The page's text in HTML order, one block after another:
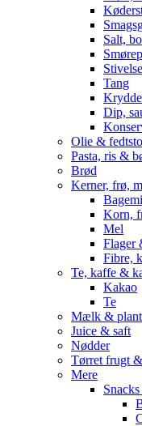
Salt,
Stivelse
Tang
Dip,
Olie &
Pasta, ris &
Brød
Kerner, frø,
Korn,
Mel
Flager
Fibre,
Te, kaffe &
Kakao
Te
Mælk &
Juice & saft
Nødder
Tørret frugt
Mere